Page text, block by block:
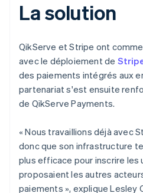
La solution
QikServe et Stripe ont
avec le déploiement de
des paiements intégrés aux
partenariat s'est ensuite
de QikServe Payments.
« Nous travaillions déjà avec
donc que son infrastructure
plus efficace pour inscrire les
proposaient les autres
paiements », explique Lesley